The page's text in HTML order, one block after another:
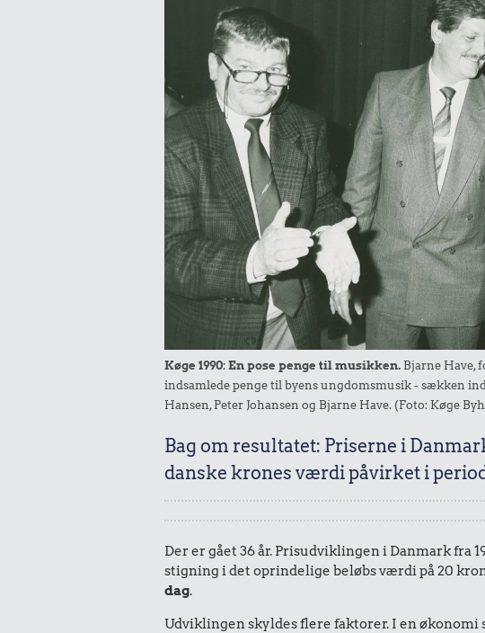
Køge 1990: En pose penge til musikken. Bjarne Have,
indsamlede penge til byens ungdomsmusik - sækken
Hansen, Peter Johansen og Bjarne Have. (Foto: Køge
Bag om resultatet: Priserne i
danske krones værdi påvirket i
Der er gået 36 år. Prisudviklingen i Danmark fra
stigning i det oprindelige beløbs værdi på 20
dag.
Udviklingen skyldes flere faktorer. I en økonomi